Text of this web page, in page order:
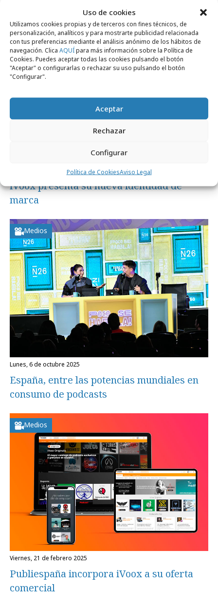
Uso de cookies
Utilizamos cookies propias y de terceros con fines técnicos, de
personalización, analíticos y para mostrarte publicidad relacionada
con tus preferencias mediante el análisis anónimo de los hábitos de
navegación. Clica AQUÍpara más información sobre la Política de
Cookies. Puedes aceptar todas las cookies pulsando el botón
"Aceptar" o configurarlas o rechazar su uso pulsando el botón
"Configurar".
Aceptar
Rechazar
Configurar
Política de CookiesAviso Legal
Noticias Relacionadas
Medios
jueves, 23 de octubre 2025
iVoox presenta su nueva identidad de
marca
Medios
lunes, 6 de octubre 2025
España, entre las potencias mundiales en
consumo de podcasts
Medios
viernes, 21 de febrero 2025
Publiespaña incorpora iVoox a su oferta
comercial